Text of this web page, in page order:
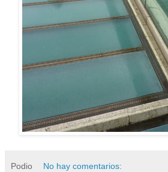
Podio No hay comentarios: